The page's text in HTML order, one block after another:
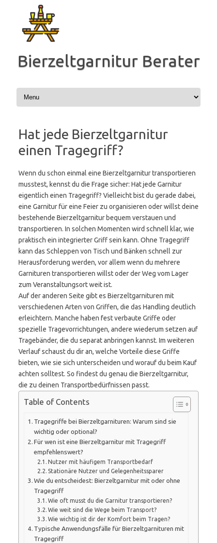
springen
Bierzeltgarnitur Berater
Hat jede Bierzeltgarnitur
einen Tragegriff?
Wenn du schon einmal eine Bierzeltgarnitur transportieren
musstest, kennst du die Frage sicher: Hat jede Garnitur
eigentlich einen Tragegriff? Vielleicht bist du gerade dabei,
eine Garnitur für eine Feier zu organisieren oder willst deine
bestehende Bierzeltgarnitur bequem verstauen und
transportieren. In solchen Momenten wird schnell klar, wie
praktisch ein integrierter Griff sein kann. Ohne Tragegriff
kann das Schleppen von Tisch und Bänken schnell zur
Herausforderung werden, vor allem wenn du mehrere
Garnituren transportieren willst oder der Weg vom Lager
zum Veranstaltungsort weit ist.
Auf der anderen Seite gibt es Bierzeltgarnituren mit
verschiedenen Arten von Griffen, die das Handling deutlich
erleichtern. Manche haben fest verbaute Griffe oder
spezielle Tragevorrichtungen, andere wiederum setzen auf
Tragebänder, die du separat anbringen kannst. Im weiteren
Verlauf schaust du dir an, welche Vorteile diese Griffe
bieten, wie sie sich unterscheiden und worauf du beim Kauf
achten solltest. So findest du genau die Bierzeltgarnitur,
die zu deinen Transportbedürfnissen passt.
Table of Contents
Tragegriffe bei Bierzeltgarnituren: Warum sind sie
wichtig oder optional?
Für wen ist eine Bierzeltgarnitur mit Tragegriff
empfehlenswert?
Nutzer mit häufigem Transportbedarf
Stationäre Nutzer und Gelegenheitssparer
Wie du entscheidest: Bierzeltgarnitur mit oder ohne
Tragegriff
Wie oft musst du die Garnitur transportieren?
Wie weit sind die Wege beim Transport?
Wie wichtig ist dir der Komfort beim Tragen?
Typische Anwendungsfälle für Bierzeltgarnituren mit
Tragegriff